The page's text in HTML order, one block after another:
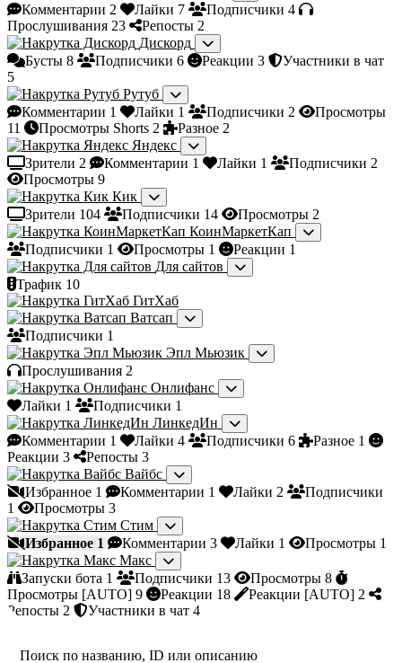
Комментарии 2 Лайки 7 Подписчики 4
Прослушивания 23 Репосты 2
Дискорд
Бусты 8 Подписчики 6 Реакции 3
Участники в чат
5
Рутуб
Комментарии 1 Лайки 1 Подписчики 2
Просмотры
11
Просмотры Shorts 2 Разное 2
Яндекс
Зрители 2 Комментарии 1 Лайки 1 Подписчики 2
Просмотры 9
Кик
Зрители 104 Подписчики 14 Просмотры 2
КоинМаркетКап
Подписчики 1 Просмотры 1 Реакции 1
Для сайтов
Трафик 10
ГитХаб
Ватсап
Подписчики 1
Эпл Мьюзик
Прослушивания 2
Онлифанс
Лайки 1 Подписчики 1
ЛинкедИн
Комментарии 1 Лайки 4 Подписчики 6 Разное 1
Реакции 3 Репосты 3
Вайбс
Избранное 1 Комментарии 1 Лайки 2
Подписчики
1
Просмотры 3
Стим
Избранное 1 Комментарии 3 Лайки 1 Просмотры 1
Макс
Запуски бота 1 Подписчики 13 Просмотры 8
Просмотры [AUTO] 9 Реакции 18 Реакции [AUTO] 2
Репосты 2 Участники в чат 4
Поиск по названию, ID или описанию